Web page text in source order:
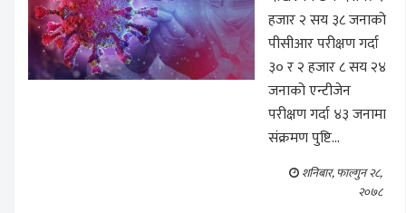
हजार २ सय ३८ जनाको
पीसीआर परीक्षण गर्दा
३० र २ हजार ८ सय २४
जनाको एन्टीजेन
परीक्षण गर्दा ४३ जनामा
संक्रमण पुष्टि...
शनिबार, फाल्गुन २८,
२०७८